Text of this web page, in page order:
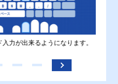
力が出来るようになります。